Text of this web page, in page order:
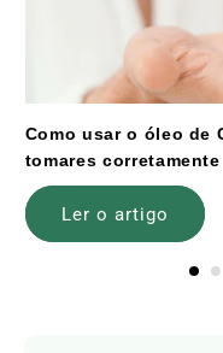
Como usar o óleo de
tomares corretamente
Ler o artigo